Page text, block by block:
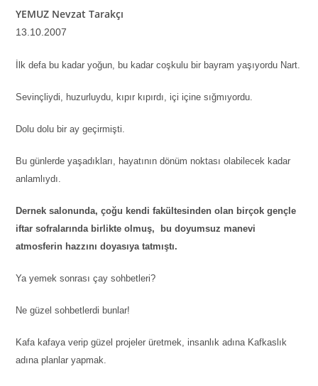
YEMUZ Nevzat Tarakçı
13.10.2007
İlk defa bu kadar yoğun, bu kadar coşkulu bir bayram yaşıyordu Nart.
Sevinçliydi, huzurluydu, kıpır kıpırdı, içi içine sığmıyordu.
Dolu dolu bir ay geçirmişti.
Bu günlerde yaşadıkları, hayatının dönüm noktası olabilecek kadar
anlamlıydı.
Dernek salonunda, çoğu kendi fakültesinden olan birçok gençle
iftar sofralarında birlikte olmuş, bu doyumsuz manevi
atmosferin hazzını doyasıya tatmıştı.
Ya yemek sonrası çay sohbetleri?
Ne güzel sohbetlerdi bunlar!
Kafa kafaya verip güzel projeler üretmek, insanlık adına Kafkaslık
adına planlar yapmak.